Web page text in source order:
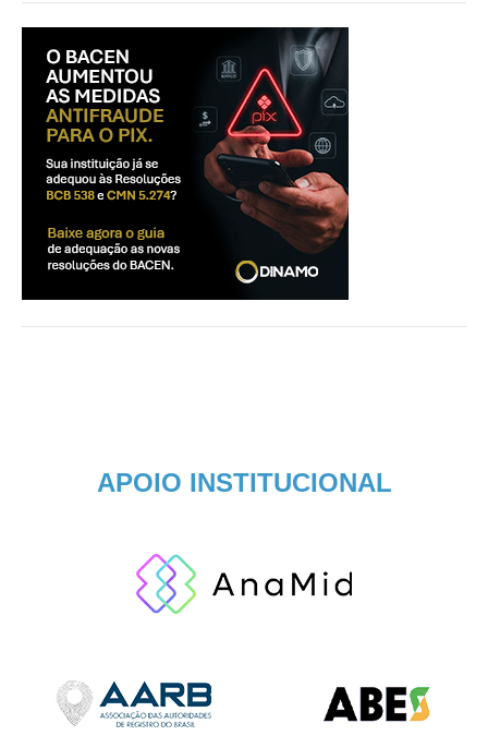
APOIO INSTITUCIONAL